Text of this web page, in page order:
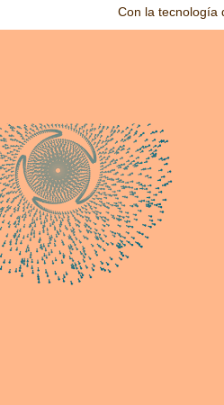
Con la tecnología